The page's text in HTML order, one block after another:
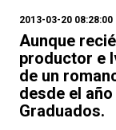
2013-03-20 08:28:00
Aunque
productor e
de un
desde el
Graduados.